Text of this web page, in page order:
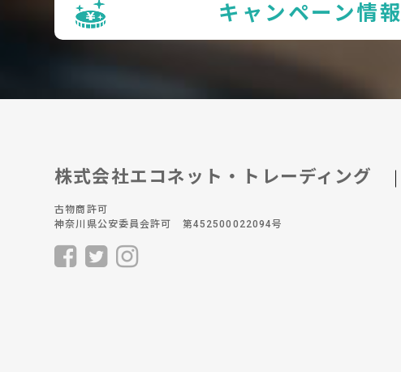
キャンペーン情報
株式会社エコネット・トレーディング
古物商許可
神奈川県公安委員会許可 第452500022094号